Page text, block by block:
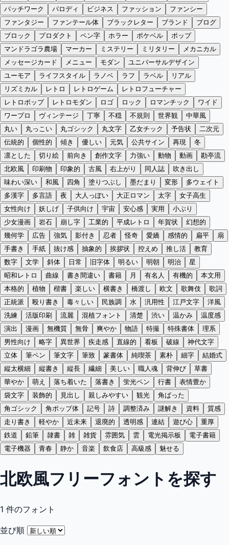
パッチワーク
パロディ ビジネス ファッション
ファンシー
ファンタジー
ファンテール体 ブラックレター ブランド
ブログ
ブロック
プロダクト ペン字 ホラー ポケベル
ポップ
マンドラゴラ農場
マーカー ミステリー ミリタリー
メカニカル
メッセージカード
メニュー モダン
ユニバーサルデザイン
ユーモア
ライフスタイル ラノベ ラフ ラベル
リアル
リズミカル
レトロ レトロゲーム
レトロフューチャー
レトロポップ
レトロモダン ロゴ ロック ロマンチック
ワイド
ワープロ
ヴィンテージ 丁寧 不穏 不規則 世界観
中華風
丸い
丸っこい 丸ゴシック 丸文字 乙女チック 予告状
二次元
伝統的
個性的 傾き 優しい 元気 公共サイン 再現
冬
凛とした
切り絵 前向き 創作文字 力強い 動物 動画
勘亭流
北欧風
印刷物 印象的 古風 右上がり 同人誌
吹き出し
味わい深い
和風 四角 塗りつぶし 墨だまり 変形
多ウェイト
多漢字
多言語 夜 大人っぽい 大正ロマン 太字
女子高生
女性向け
妖しげ 子供向け 宇宙 安心感 実用
小ぶり
少女漫画
岩石 崩し字 工業的 平成レトロ 年賀状
幻想的
幾何学
広告 強気 影付き 忍者 怪奇 愛嬌 感情的 扁平
扇
手書き
手紙 抜け感 抽象的 挨拶状 控えめ 推し活
教育
数字
文学 斜体 日常 旧字体 明るい 明朝 明治
星
昭和レトロ
曲線 書き間違い 書籍 月 有名人 有機的
本文用
本格的
植物 楷書 楽しい 横書き 橋渡し 欧文 歌舞伎
歌詞
正統派
殴り書き 毒々しい 民族調 水 汎用性 江戸文字
洋風
洗練
活版印刷 流麗 混植フォント 清楚 渋い 温かみ
温度感
演出
漫画 無機質 無骨 爽やか 物語 特撮 特殊書体
理系
男性向け
略字 異世界 疾走感 直線的 看板 破線
神代文字
立体
筆ペン 筆文字 筆致 篆書体 純喫茶 素朴 細字
結婚式
縦太横細
縦書き 縦長 繊細 美しい 職人魂 背伸び
草書
華やか
萌え 落ち着いた 落書き 蛍光ペン 行書
表情豊か
袋文字
装飾的 見出し 親しみやすい 観光
角ばった
角ゴシック
角ポップ体 記号 詩 調整済み 謎解き 資料
質感
走り書き
軽やか 近未来 退廃的 透明感 連結 遊び心
重厚
鉄道
鉛筆 隷書 雑 雑貨 雰囲気 雲 電光掲示板
電子書籍
電子機器
青春 静か 音楽 飲食店 高級感 魅せる
北欧風フリーフォントを探す
1 件のフォント
並び順